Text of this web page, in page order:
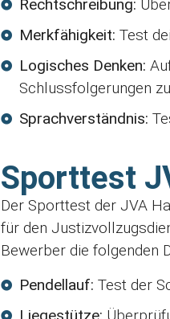
Rechtschreibung:
Merkfähigkeit: Test
Logisches Denken:
Schlussfolgerungen
Sprachverständnis:
Sporttest
Der Sporttest der JVA
für den
Bewerber die folgenden
Pendellauf: Test der
Liegestütze: